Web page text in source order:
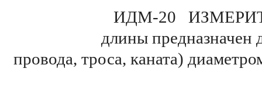
ИДМ-20
длины предназначен
провода, троса, каната)